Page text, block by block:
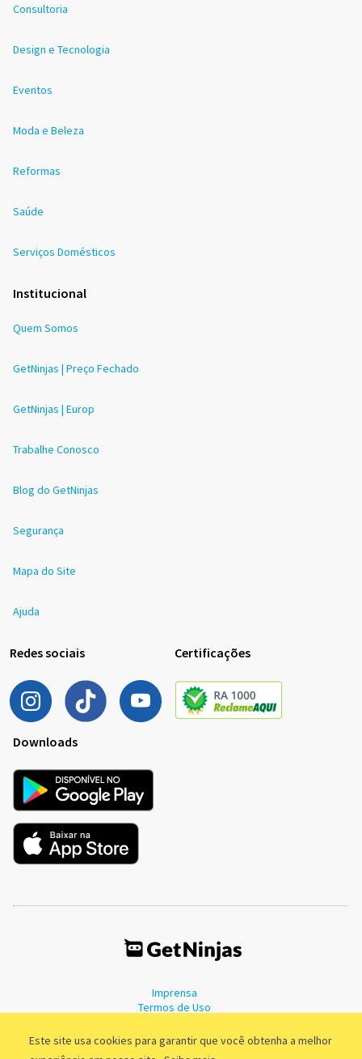
Este site usa cookies para garantir que você obtenha a melhor
Consultoria
Design e Tecnologia
Eventos
Moda e Beleza
Reformas
Saúde
Serviços Domésticos
Institucional
Quem Somos
GetNinjas | Preço Fechado
GetNinjas | Europ
Trabalhe Conosco
Blog do GetNinjas
Segurança
Mapa do Site
Ajuda
Redes sociais Certificações
Downloads
Imprensa
Termos de Uso